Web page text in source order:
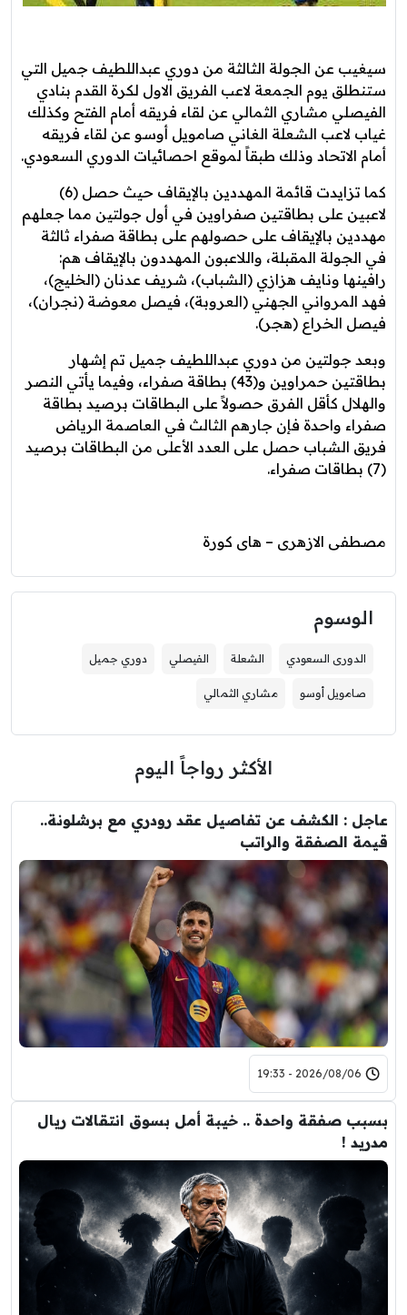
سيغيب عن الجولة الثالثة من دوري عبداللطيف جميل التي
ستنطلق يوم الجمعة لاعب الفريق الاول لكرة القدم بنادي
الفيصلي مشاري الثمالي عن لقاء فريقه أمام الفتح وكذلك
غياب لاعب الشعلة الغاني صامويل أوسو عن لقاء فريقه
أمام الاتحاد وذلك طبقاً لموقع احصائيات الدوري السعودي.
كما تزايدت قائمة المهددين بالإيقاف حيث حصل (6)
لاعبين على بطاقتين صفراوين في أول جولتين مما جعلهم
مهددين بالإيقاف على حصولهم على بطاقة صفراء ثالثة
في الجولة المقبلة، واللاعبون المهددون بالإيقاف هم:
رافينها ونايف هزازي (الشباب)، شريف عدنان (الخليج)،
فهد المرواني الجهني (العروبة)، فيصل معوضة (نجران)،
فيصل الخراع (هجر).
وبعد جولتين من دوري عبداللطيف جميل تم إشهار
بطاقتين حمراوين و(43) بطاقة صفراء، وفيما يأتي النصر
والهلال كأقل الفرق حصولاً على البطاقات برصيد بطاقة
صفراء واحدة فإن جارهم الثالث في العاصمة الرياض
فريق الشباب حصل على العدد الأعلى من البطاقات برصيد
(7) بطاقات صفراء.
مصطفى الازهرى – هاى كورة
الوسوم
الدورى السعودي الشعلة الفيصلي دوري جميل
صامويل أوسو مشاري الثمالي
الأكثر رواجاً اليوم
عاجل : الكشف عن تفاصيل عقد رودري مع برشلونة..
قيمة الصفقة والراتب
2026/08/06 - 19:33
بسبب صفقة واحدة .. خيبة أمل بسوق انتقالات ريال
مدريد !